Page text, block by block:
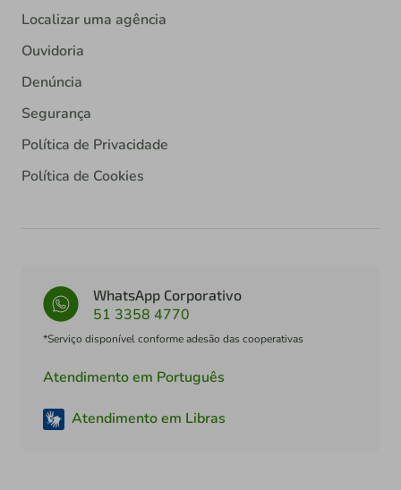
Localizar uma agência
Ouvidoria
Denúncia
Segurança
Política de Privacidade
Política de Cookies
WhatsApp Corporativo
51 3358 4770
*Serviço disponível conforme adesão das cooperativas
Atendimento em Português
Atendimento em Libras